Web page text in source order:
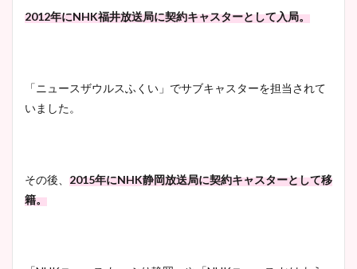
2012年にNHK福井放送局に契約キャスターとして入局。
「ニュースザウルスふくい」でサブキャスターを担当されて
いました。
その後、 2015年にNHK静岡放送局に契約キャスターとして移
籍。